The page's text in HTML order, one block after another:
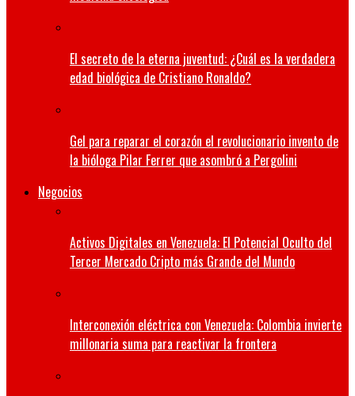
El secreto de la eterna juventud: ¿Cuál es la verdadera
edad biológica de Cristiano Ronaldo?
Gel para reparar el corazón el revolucionario invento de
la bióloga Pilar Ferrer que asombró a Pergolini
Negocios
Activos Digitales en Venezuela: El Potencial Oculto del
Tercer Mercado Cripto más Grande del Mundo
Interconexión eléctrica con Venezuela: Colombia invierte
millonaria suma para reactivar la frontera